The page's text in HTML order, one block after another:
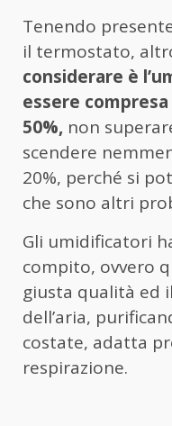
Tenendo
il termostato,
considerare è
essere
50%, non
scendere
20%, perché si
che sono altri
Gli umidificatori
compito, ovvero
giusta qualità ed
dell’aria,
costate, adatta
respirazione.